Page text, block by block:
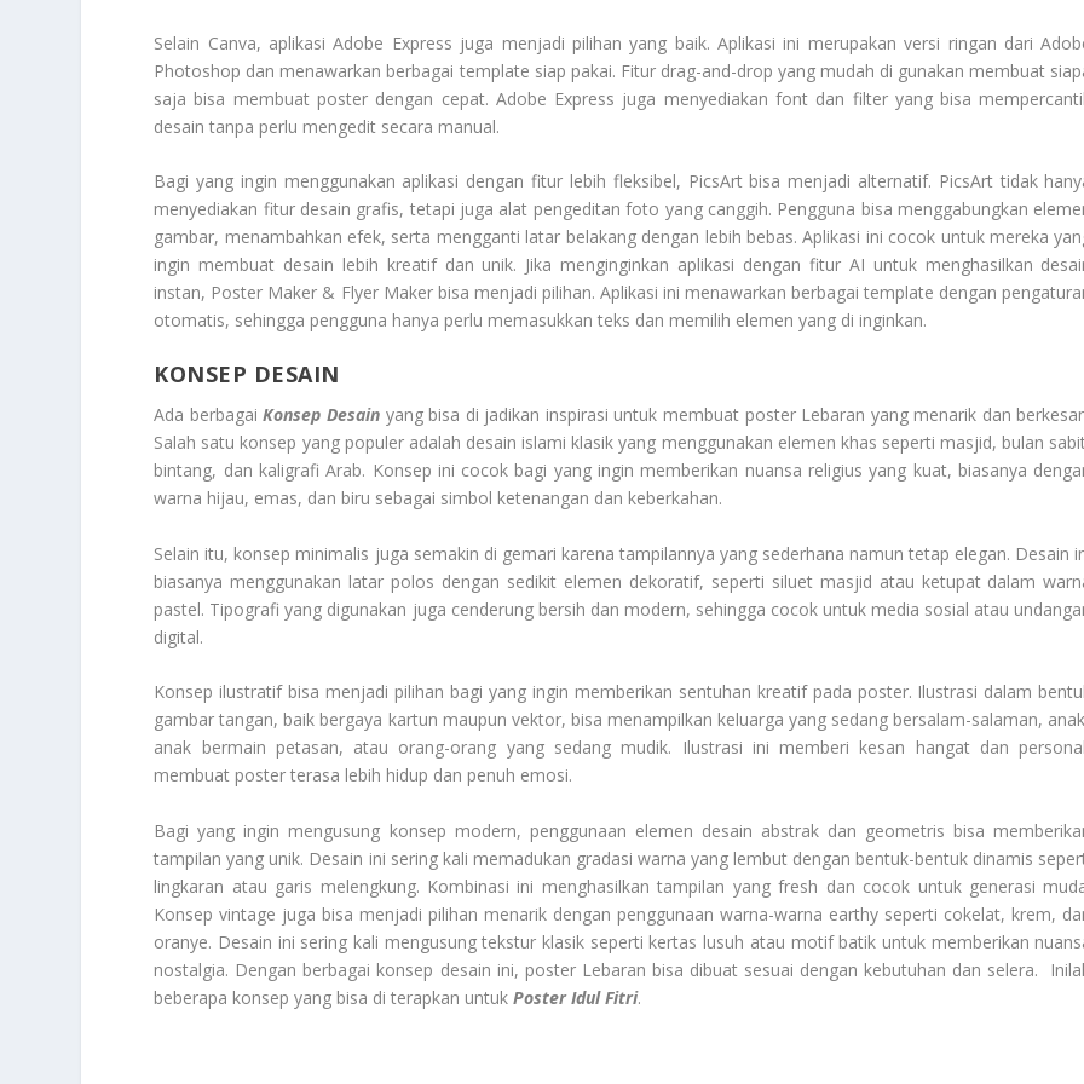
Selain Canva, aplikasi Adobe Express juga menjadi pilihan yang baik. Aplikasi ini merupakan versi ringan dari
Photoshop dan menawarkan berbagai template siap pakai. Fitur drag-and-drop yang mudah di gunakan membuat
saja bisa membuat poster dengan cepat. Adobe Express juga menyediakan font dan filter yang bisa
desain tanpa perlu mengedit secara manual.
Bagi yang ingin menggunakan aplikasi dengan fitur lebih fleksibel, PicsArt bisa menjadi alternatif. PicsArt tidak
menyediakan fitur desain grafis, tetapi juga alat pengeditan foto yang canggih. Pengguna bisa menggabungkan
gambar, menambahkan efek, serta mengganti latar belakang dengan lebih bebas. Aplikasi ini cocok untuk mereka
ingin membuat desain lebih kreatif dan unik. Jika menginginkan aplikasi dengan fitur AI untuk menghasilkan
instan, Poster Maker & Flyer Maker bisa menjadi pilihan. Aplikasi ini menawarkan berbagai template dengan
otomatis, sehingga pengguna hanya perlu memasukkan teks dan memilih elemen yang di inginkan.
KONSEP DESAIN
Ada berbagaiKonsep Desainyang bisa di jadikan inspirasi untuk membuat poster Lebaran yang menarik dan
Salah satu konsep yang populer adalah desain islami klasik yang menggunakan elemen khas seperti masjid, bulan
bintang, dan kaligrafi Arab. Konsep ini cocok bagi yang ingin memberikan nuansa religius yang kuat, biasanya
warna hijau, emas, dan biru sebagai simbol ketenangan dan keberkahan.
Selain itu, konsep minimalis juga semakin di gemari karena tampilannya yang sederhana namun tetap elegan. Desain
biasanya menggunakan latar polos dengan sedikit elemen dekoratif, seperti siluet masjid atau ketupat dalam
pastel. Tipografi yang digunakan juga cenderung bersih dan modern, sehingga cocok untuk media sosial atau
digital.
Konsep ilustratif bisa menjadi pilihan bagi yang ingin memberikan sentuhan kreatif pada poster. Ilustrasi dalam
gambar tangan, baik bergaya kartun maupun vektor, bisa menampilkan keluarga yang sedang bersalam-salaman,
anak bermain petasan, atau orang-orang yang sedang mudik. Ilustrasi ini memberi kesan hangat dan
membuat poster terasa lebih hidup dan penuh emosi.
Bagi yang ingin mengusung konsep modern, penggunaan elemen desain abstrak dan geometris bisa
tampilan yang unik. Desain ini sering kali memadukan gradasi warna yang lembut dengan bentuk-bentuk dinamis
lingkaran atau garis melengkung. Kombinasi ini menghasilkan tampilan yang fresh dan cocok untuk generasi
Konsep vintage juga bisa menjadi pilihan menarik dengan penggunaan warna-warna earthy seperti cokelat, krem,
oranye. Desain ini sering kali mengusung tekstur klasik seperti kertas lusuh atau motif batik untuk memberikan
nostalgia. Dengan berbagai konsep desain ini, poster Lebaran bisa dibuat sesuai dengan kebutuhan dan selera.
beberapa konsep yang bisa di terapkan untukPoster Idul Fitri.